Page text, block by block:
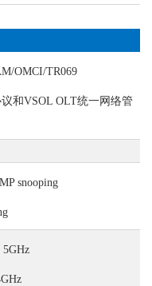
OMCI/TR069
和VSOL OLT统一网络管
snooping
5GHz